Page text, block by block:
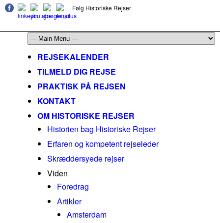
Følg Historiske Rejser
REJSEKALENDER
TILMELD DIG REJSE
PRAKTISK PÅ REJSEN
KONTAKT
OM HISTORISKE REJSER
Historien bag Historiske Rejser
Erfaren og kompetent rejseleder
Skræddersyede rejser
Viden
Foredrag
Artikler
Amsterdam